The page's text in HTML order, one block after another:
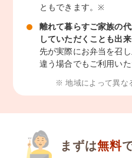
ともできます。※
離れて暮らすご家族の
していただくことも出来
先が実際にお弁当を召
違う場合でもご利用いた
※ 地域によって異な
まずは無料